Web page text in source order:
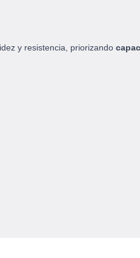
y resistencia, priorizando